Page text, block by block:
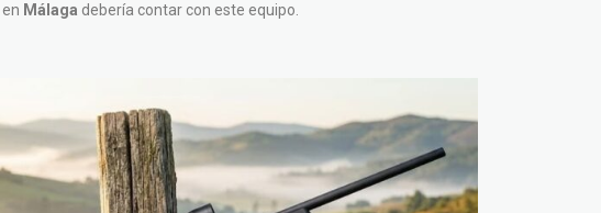
Málaga debería contar con este equipo.